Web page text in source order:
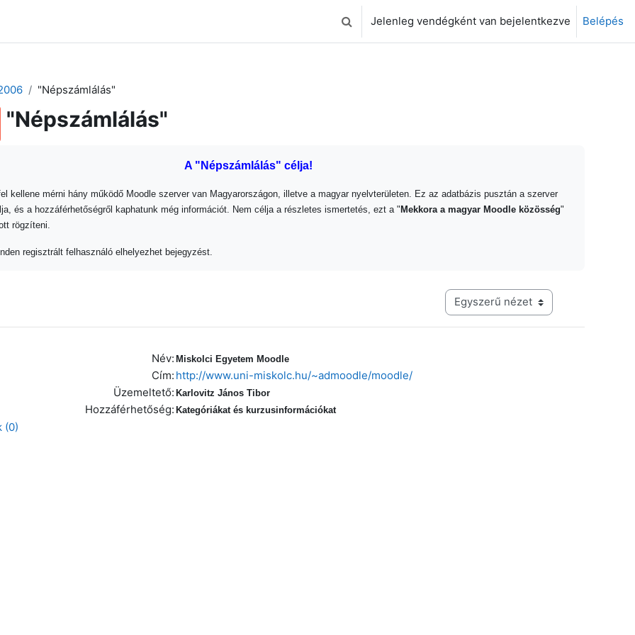
Keresési bemeneti adatok váltása
Jelenleg vendégként van bejelentkezve Belépés
"Népszámlálás"
"Népszámlálás"
A "Népszámlálás" célja!
kellene mérni hány működő Moodle szerver van Magyarországon, illetve a magyar nyelvterületen. Ez az adatbázis pusztán a szerver
és a hozzáférhetőségről kaphatunk még információt. Nem célja a részletes ismertetés, ezt a " Mekkora a magyar Moodle közösség"
rögzíteni.
regisztrált felhasználó elhelyezhet bejegyzést.
Harmadik szintű navigáció megtekintési módja
Név: Miskolci Egyetem Moodle
Cím: http://www.uni-miskolc.hu/~admoodle/moodle/
Üzemeltető: Karlovitz János Tibor
Hozzáférhetőség: Kategóriákat és kurzusinformációkat
(0)